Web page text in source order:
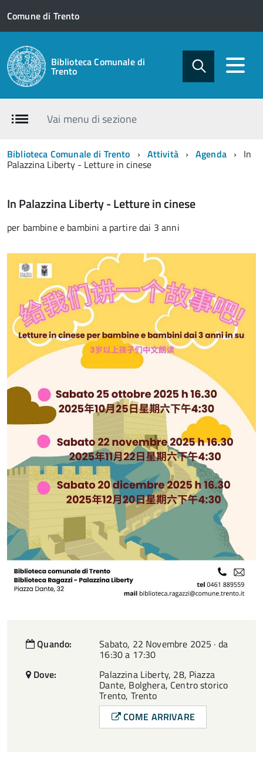
Comune di Trento
Biblioteca Comunale di
Trento
Vai menu di sezione
Biblioteca Comunale di Trento Attività Agenda In
Palazzina Liberty - Letture in cinese
In Palazzina Liberty - Letture in cinese
per bambine e bambini a partire dai 3 anni
Quando: Sabato, 22 Novembre 2025 · da
16:30 a 17:30
Dove:
Palazzina Liberty, 28, Piazza
Dante, Bolghera, Centro storico
Trento, Trento
COME ARRIVARE